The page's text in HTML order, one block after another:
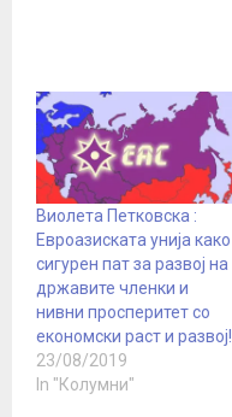
Виолета Петковска :
Евроазиската унија како
сигурен пат за развој на
државите членки и
нивни просперитет со
економски раст и развој!
23/08/2019
In "Колумни"